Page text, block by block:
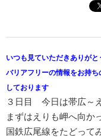
いつも見ていただきありがと
バリアフリーの情報をお持
しております
３日目 今日は帯広～
まずはえりも岬へ向か
国鉄広尾線をたどって